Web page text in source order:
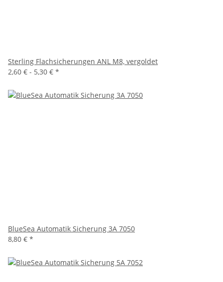
Sterling Flachsicherungen ANL M8, vergoldet
2,60 € - 5,30 € *
BlueSea Automatik Sicherung 3A 7050
8,80 € *